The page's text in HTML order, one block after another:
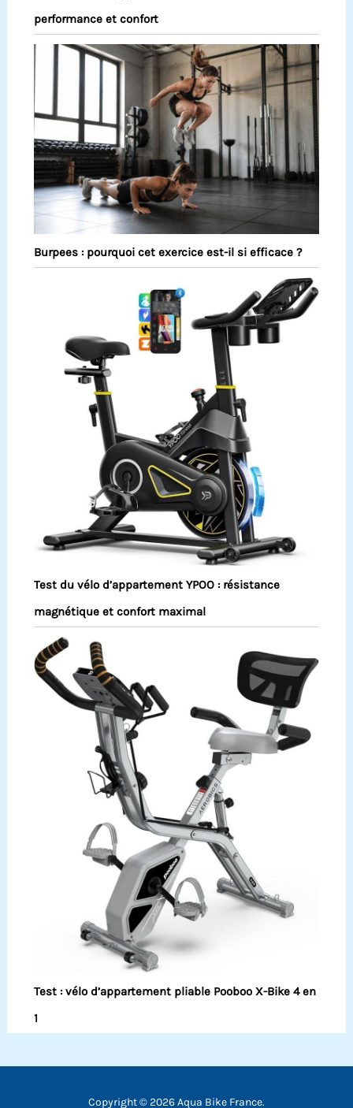
performance et confort
Burpees : pourquoi cet exercice est-il si efficace ?
Test du vélo d’appartement YPOO : résistance
magnétique et confort maximal
Test : vélo d’appartement pliable Pooboo X-Bike 4 en
1
Copyright © 2026 Aqua Bike France.